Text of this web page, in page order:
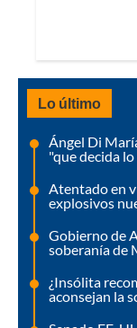
Lo último
Ángel Di
"que decida
Atentado en
explosivos
Gobierno de
soberanía de
¿Insólita
aconsejan la